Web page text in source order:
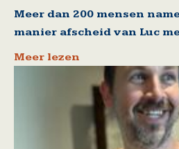
Meer dan 200 mensen
manier afscheid van Luc
Meer lezen